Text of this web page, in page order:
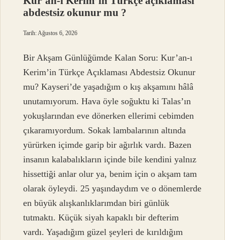
Yazılar
abdestsiz okunur mu ?
Tarih: Ağustos 6, 2026
Bir Akşam Günlüğümde Kalan Soru: Kur’an-ı
Kerim’in Türkçe Açıklaması Abdestsiz Okunur
mu? Kayseri’de yaşadığım o kış akşamını hâlâ
unutamıyorum. Hava öyle soğuktu ki Talas’ın
yokuşlarından eve dönerken ellerimi cebimden
çıkaramıyordum. Sokak lambalarının altında
yürürken içimde garip bir ağırlık vardı. Bazen
insanın kalabalıkların içinde bile kendini yalnız
hissettiği anlar olur ya, benim için o akşam tam
olarak öyleydi. 25 yaşındaydım ve o dönemlerde
en büyük alışkanlıklarımdan biri günlük
tutmaktı. Küçük siyah kapaklı bir defterim
vardı. Yaşadığım güzel şeyleri de kırıldığım